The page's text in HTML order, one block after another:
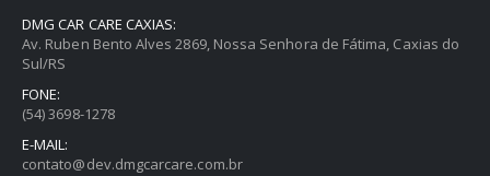
DMG CAR CARE CAXIAS:
Av. Ruben Bento Alves 2869, Nossa Senhora de Fátima, Caxias do
Sul/RS
FONE:
(54) 3698-1278
E-MAIL:
contato@dev.dmgcarcare.com.br